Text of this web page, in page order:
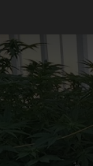
content